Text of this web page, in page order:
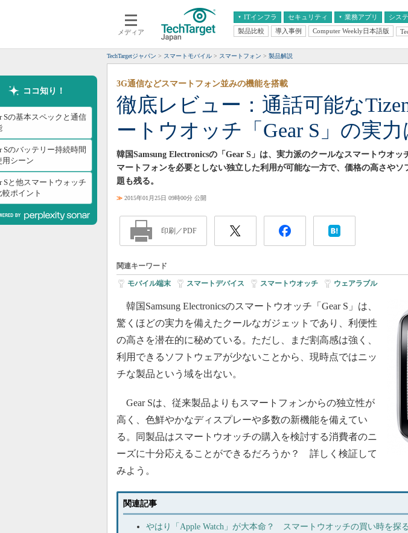
メディア
ITインフラ
クラウド
スマートモバイル
ネットワーク
システム運用管理
セキュリティ 業務アプリ
エンタープライズAI
ERP
CX
情報系システム
シス
経営とIT 医療IT
製品比較 導入事例 Computer Weekly日本語版
TechTargetジャパン スマートモバイル スマートフォン 製品解説
ココ知り！
Sの基本スペックと通信
Sのバッテリー持続時間
用シーン
Sと他スマートウォッチ
較ポイント
徹底レビュー：通話可能な
ートウオッチ「Gear S」の実力
3G通信などスマートフォン並みの機能を搭載
韓国Samsung Electronicsの「Gear S」は、実力派のクールなスマートウオッ
マートフォンを必要としない独立した利用が可能な一方で、価格の高さやソ
題も残る。
≫ 2015年01月25日 09時00分 公開
印刷／PDF
関連キーワード
モバイル端末 スマートデバイス スマートウオッチ ウェアラブル
韓国Samsung Electronicsのスマートウオッチ「Gear S」は、
驚くほどの実力を備えたクールなガジェットであり、利便性
の高さを潜在的に秘めている。ただし、まだ割高感は強く、
利用できるソフトウェアが少ないことから、現時点ではニッ
チな製品という域を出ない。
Gear Sは、従来製品よりもスマートフォンからの独立性が
高く、色鮮やかなディスプレーや多数の新機能を備えてい
る。同製品はスマートウオッチの購入を検討する消費者のニ
ーズに十分応えることができるだろうか？ 詳しく検証して
みよう。
関連記事
やはり「Apple Watch」が大本命？ スマートウオッチの買い時を探る